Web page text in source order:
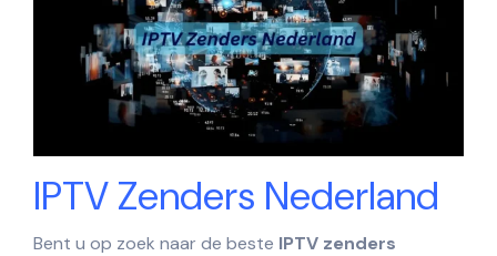
IPTV Zenders Nederland
Bent u op zoek naar de beste IPTV zenders